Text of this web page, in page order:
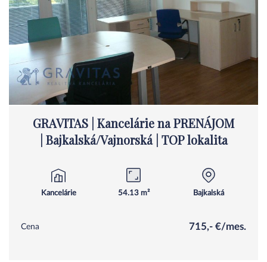
GRAVITAS | Kancelárie na PRENÁJOM
| Bajkalská/Vajnorská | TOP lokalita
Kancelárie 54.13 m² Bajkalská
Cena 715,- €/mes.